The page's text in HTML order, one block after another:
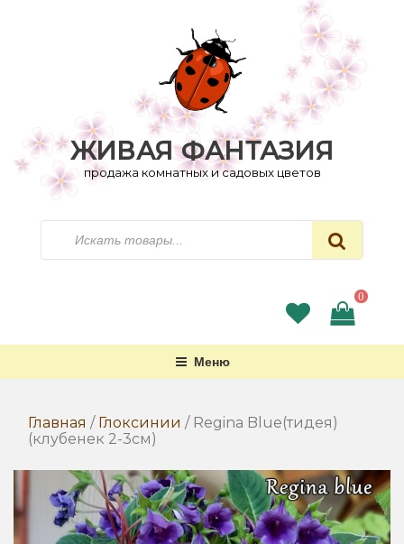
ЖИВАЯ ФАНТАЗИЯ
продажа комнатных и садовых цветов
0
Меню
Главная / Глоксинии / Regina Blue(тидея)
(клубенек 2-3см)